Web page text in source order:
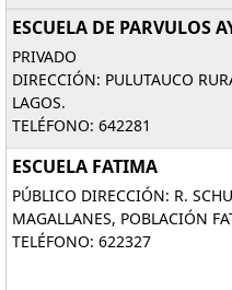
ESCUELA DE PARVULOS
PRIVADO
DIRECCIÓN: PULUTAUCO
LAGOS.
TELÉFONO: 642281
ESCUELA FATIMA
PÚBLICO DIRECCIÓN: R.
MAGALLANES, POBLACIÓN
TELÉFONO: 622327